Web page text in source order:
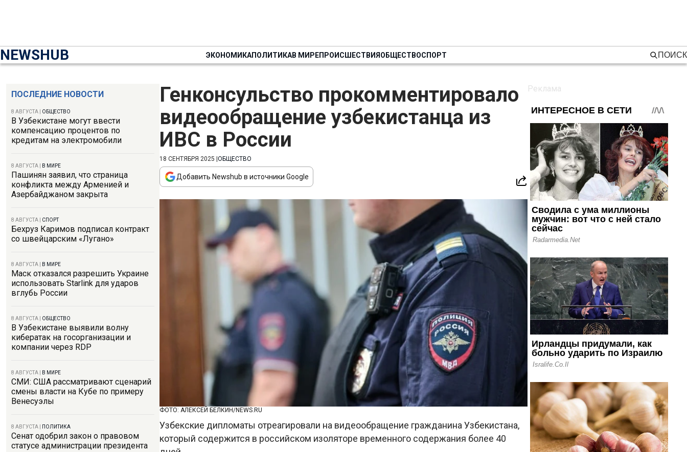
NEWSHUB ЭКОНОМИКАПОЛИТИКАВ МИРЕПРОИСШЕСТВИЯОБЩЕСТВОСПОРТ ПОИСК
ПОСЛЕДНИЕ НОВОСТИ
8 АВГУСТА ОБЩЕСТВО
В Узбекистане могут ввести
компенсацию процентов по
кредитам на электромобили
8 АВГУСТА В МИРЕ
Пашинян заявил, что страница
конфликта между Арменией и
Азербайджаном закрыта
8 АВГУСТА СПОРТ
Бехруз Каримов подписал контракт
со швейцарским «Лугано»
8 АВГУСТА В МИРЕ
Маск отказался разрешить Украине
использовать Starlink для ударов
вглубь России
8 АВГУСТА ОБЩЕСТВО
В Узбекистане выявили волну
кибератак на госорганизации и
компании через RDP
8 АВГУСТА В МИРЕ
СМИ: США рассматривают сценарий
смены власти на Кубе по примеру
Венесуэлы
8 АВГУСТА ПОЛИТИКА
Сенат одобрил закон о правовом
статусе администрации президента
Генконсульство прокомментировало
видеообращение узбекистанца из
ИВС в России
18 СЕНТЯБРЯ 2025 ОБЩЕСТВО
Добавить Newshub в источники Google
ФОТО: АЛЕКСЕЙ БЕЛКИН/NEWS.RU
Узбекские дипломаты отреагировали на видеообращение гражданина Узбекистана,
который содержится в российском изоляторе временного содержания более 40